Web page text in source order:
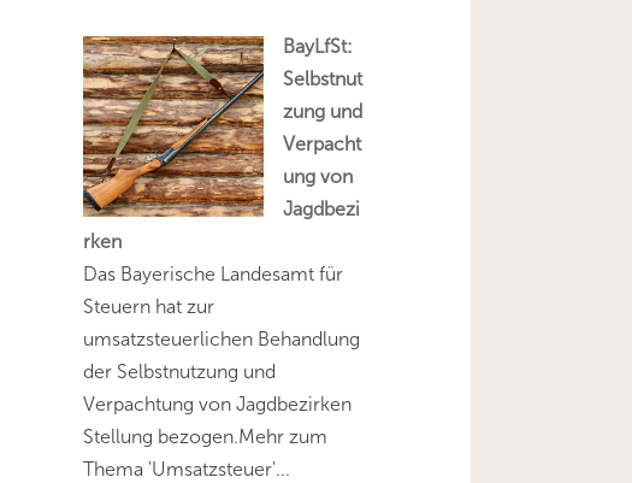
BayLfSt:
Selbstnut
zung und
Verpacht
ung von
Jagdbezi
rken
Das Bayerische Landesamt für
Steuern hat zur
umsatzsteuerlichen Behandlung
der Selbstnutzung und
Verpachtung von Jagdbezirken
Stellung bezogen.Mehr zum
Thema 'Umsatzsteuer'...